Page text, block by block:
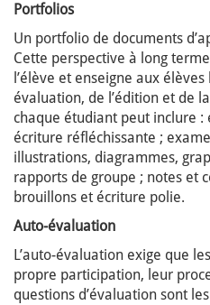
Portfolios
Un portfolio de documents
Cette perspective à long
l’élève et enseigne aux
évaluation, de l’édition et de
chaque étudiant peut inclure
écriture réfléchissante ;
illustrations, diagrammes,
rapports de groupe ; notes et
brouillons et écriture polie.
Auto-évaluation
L’auto-évaluation exige que
propre participation, leur
questions d’évaluation sont